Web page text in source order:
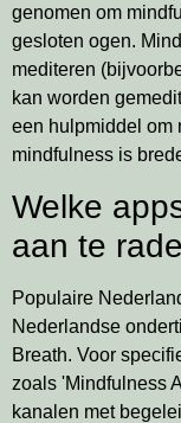
genomen om
gesloten ogen.
mediteren
kan worden
een hulpmiddel om
mindfulness is
Welke
aan te
Populaire
Nederlandse
Breath. Voor
zoals 'Mindfulness
kanalen met